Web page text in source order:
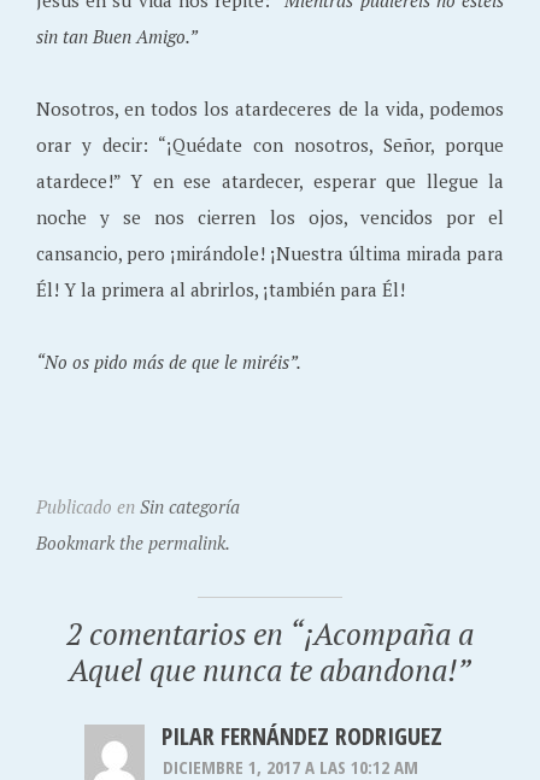
sin tan Buen Amigo.”
Nosotros, en todos los atardeceres de la vida, podemos
orar y decir: “¡Quédate con nosotros, Señor, porque
atardece!” Y en ese atardecer, esperar que llegue la
noche y se nos cierren los ojos, vencidos por el
cansancio, pero ¡mirándole! ¡Nuestra última mirada para
Él! Y la primera al abrirlos, ¡también para Él!
“No os pido más de que le miréis”.
Publicado en Sin categoría
Bookmark the permalink.
2 comentarios en “¡Acompaña a
Aquel que nunca te abandona!”
PILAR FERNÁNDEZ RODRIGUEZ
DICIEMBRE 1, 2017 A LAS 10:12 AM